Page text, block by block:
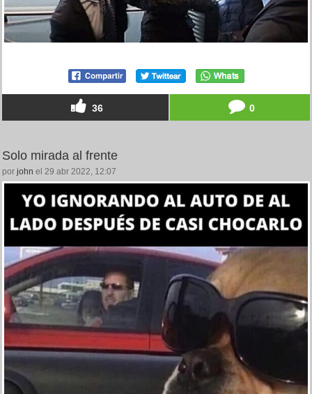
36 0
Solo mirada al frente
por john el 29 abr 2022, 12:07